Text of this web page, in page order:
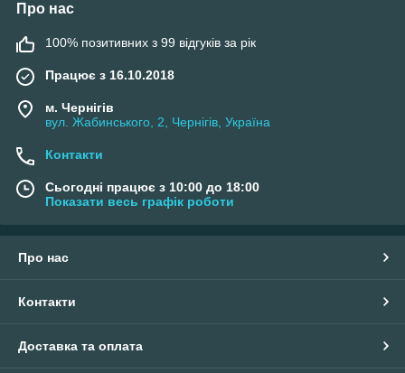
Про нас
100% позитивних з 99 відгуків за рік
Працює з 16.10.2018
м. Чернігів
вул. Жабинського, 2, Чернігів, Україна
Контакти
Сьогодні працює з 10:00 до 18:00
Показати весь графік роботи
Про нас
Контакти
Доставка та оплата